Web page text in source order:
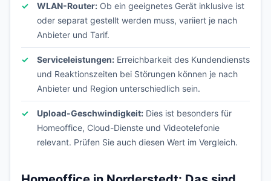
WLAN-Router: Ob ein geeignetes Gerät inklusive ist
oder separat gestellt werden muss, variiert je nach
Anbieter und Tarif.
Serviceleistungen: Erreichbarkeit des Kundendiensts
und Reaktionszeiten bei Störungen können je nach
Anbieter und Region unterschiedlich sein.
Upload-Geschwindigkeit: Dies ist besonders für
Homeoffice, Cloud-Dienste und Videotelefonie
relevant. Prüfen Sie auch diesen Wert im Vergleich.